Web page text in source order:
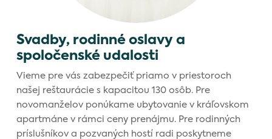
Svadby, rodinné oslavy a
spoločenské udalosti
Vieme pre vás zabezpečiť priamo v priestoroch
našej reštaurácie s kapacitou 130 osôb. Pre
novomanželov ponúkame ubytovanie v kráľovskom
apartmáne v rámci ceny prenájmu. Pre rodinných
príslušníkov a pozvaných hostí radi poskytneme